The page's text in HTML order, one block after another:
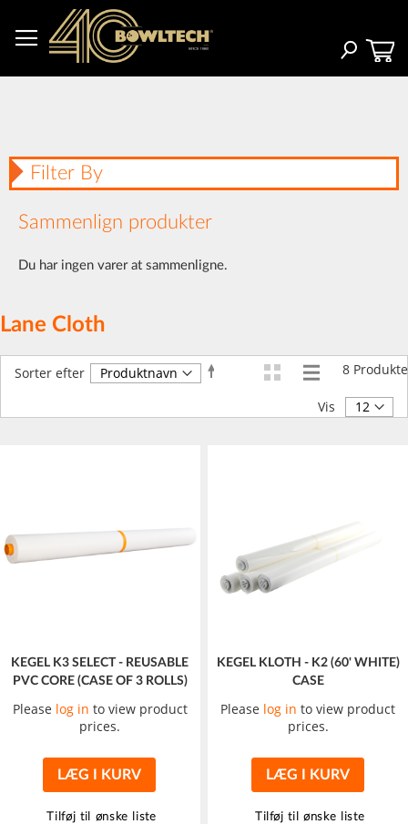
Content
Search
Lane Cloth
8 Produkte
Sorter efter
Faldende
Vis
KEGEL K3 SELECT - REUSABLE
PVC CORE (CASE OF 3 ROLLS)
Please log in to view product
prices.
LÆG I KURV
Tilføj til ønske liste
KEGEL KLOTH - K2 (60' WHITE)
CASE
Please log in to view product
prices.
LÆG I KURV
Tilføj til ønske liste
Filter By
Sammenlign produkter
Du har ingen varer at sammenligne.